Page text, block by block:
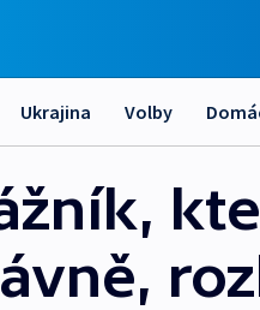
Ukrajina Volby